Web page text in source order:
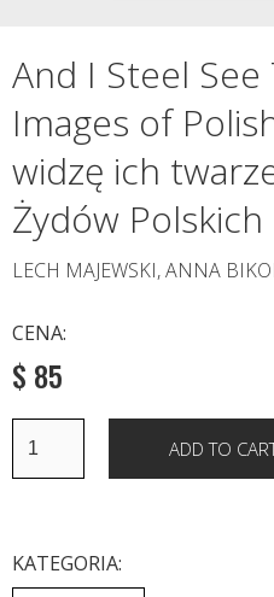
And I Steel See
Images of
widzę ich
Żydów Polskich
LECH MAJEWSKI, ANNA
CENA:
$ 85
KATEGORIA: